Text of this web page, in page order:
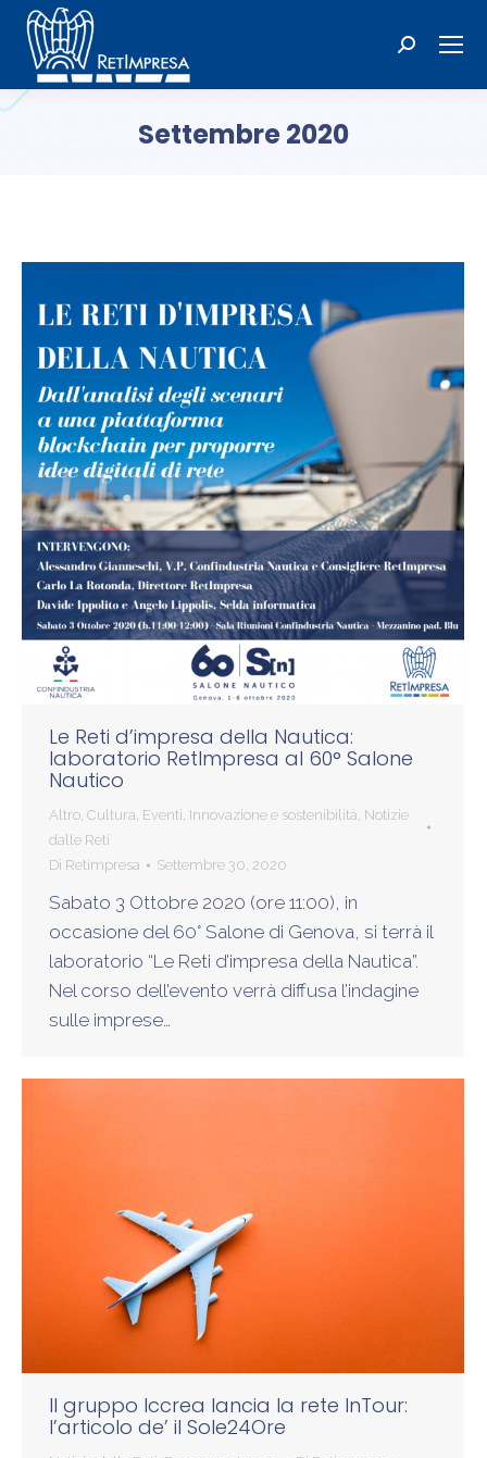
Cerca:
Settembre 2020
Le Reti d’impresa della Nautica:
laboratorio RetImpresa al 60° Salone
Nautico
Altro, Cultura, Eventi, Innovazione e sostenibilità, Notizie
dalle Reti
Di Retimpresa Settembre 30, 2020
Sabato 3 Ottobre 2020 (ore 11:00), in
occasione del 60° Salone di Genova, si terrà il
laboratorio “Le Reti d’impresa della Nautica”.
Nel corso dell’evento verrà diffusa l’indagine
sulle imprese…
Il gruppo Iccrea lancia la rete InTour:
l’articolo de’ il Sole24Ore